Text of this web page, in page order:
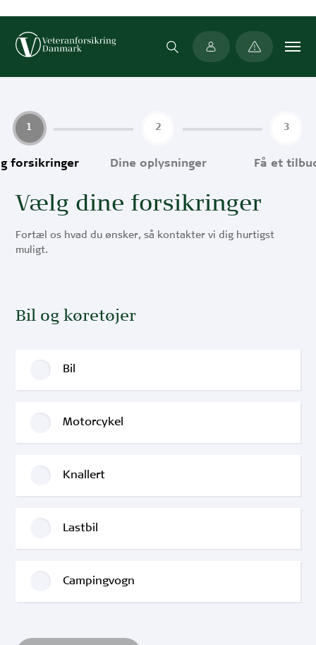
Min side
1
forsikringer
2
Dine oplysninger
3
Få et
Vælg dine forsikringer
Fortæl os hvad du ønsker, så kontakter vi dig hurtigst
muligt.
Bil og køretøjer
Bil
Motorcykel
Knallert
Lastbil
Campingvogn